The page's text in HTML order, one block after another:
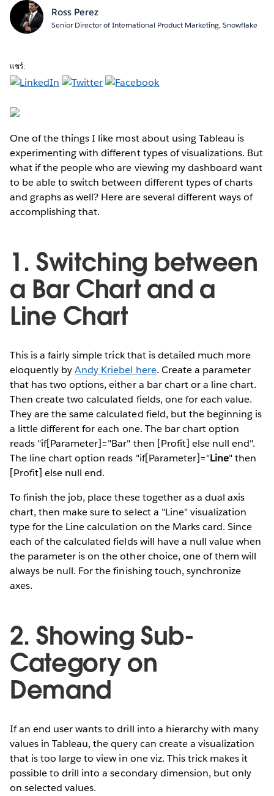
Ross Perez
Senior Director of International Product Marketing, Snowflake
แชร์:
One of the things I like most about using Tableau is
experimenting with different types of visualizations. But
what if the people who are viewing my dashboard want
to be able to switch between different types of charts
and graphs as well? Here are several different ways of
accomplishing that.
1. Switching between
a Bar Chart and a
Line Chart
This is a fairly simple trick that is detailed much more
eloquently byAndy Kriebel here. Create a parameter
that has two options, either a bar chart or a line chart.
Then create two calculated fields, one for each value.
They are the same calculated field, but the beginning is
a little different for each one. The bar chart option
reads "if[Parameter]="Bar" then [Profit] else null end".
The line chart option reads "if[Parameter]="Line" then
[Profit] else null end.
To finish the job, place these together as a dual axis
chart, then make sure to select a "Line" visualization
type for the Line calculation on the Marks card. Since
each of the calculated fields will have a null value when
the parameter is on the other choice, one of them will
always be null. For the finishing touch, synchronize
axes.
2. Showing Sub-
Category on
Demand
If an end user wants to drill into a hierarchy with many
values in Tableau, the query can create a visualization
that is too large to view in one viz. This trick makes it
possible to drill into a secondary dimension, but only
on selected values.